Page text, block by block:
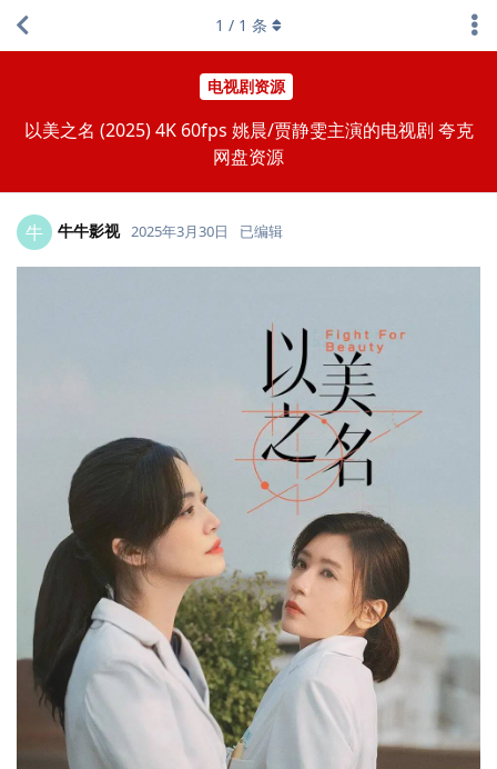
电视剧资源
以美之名 (2025) 4K 60fps 姚晨/贾静雯主演的电视剧 夸克
网盘资源
1 / 1 条
牛 牛牛影视 2025年3月30日 已编辑